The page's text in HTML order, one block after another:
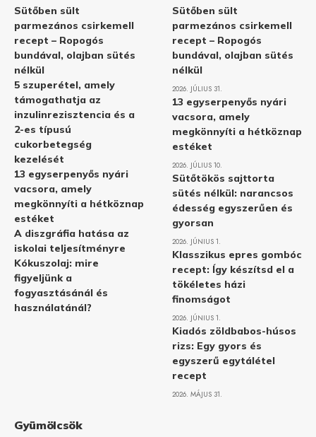
Sütőben sült
parmezános csirkemell
recept – Ropogós
bundával, olajban sütés
nélkül
5 szuperétel, amely
támogathatja az
inzulinrezisztencia és a
2-es típusú
cukorbetegség
kezelését
13 egyserpenyős nyári
vacsora, amely
megkönnyíti a hétköznap
estéket
A diszgráfia hatása az
iskolai teljesítményre
Kókuszolaj: mire
figyeljünk a
fogyasztásánál és
használatánál?
Sütőben sült
parmezános csirkemell
recept – Ropogós
bundával, olajban sütés
nélkül
2026. JÚLIUS 31.
13 egyserpenyős nyári
vacsora, amely
megkönnyíti a hétköznap
estéket
2026. JÚLIUS 10.
Sütőtökös sajttorta
sütés nélkül: narancsos
édesség egyszerűen és
gyorsan
2026. JÚNIUS 1.
Klasszikus epres gombóc
recept: Így készítsd el a
tökéletes házi
finomságot
2026. JÚNIUS 1.
Kiadós zöldbabos-húsos
rizs: Egy gyors és
egyszerű egytálétel
recept
2026. MÁJUS 31.
Gyümölcsök